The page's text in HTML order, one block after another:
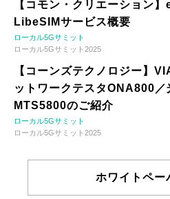
【コモン・クリエーション
LibeSIMサービス概要
ローカル5Gサミット
ローカル5Gサミット2025
【コーンズテクノロジー
ットワークテスタONA800／
MTS5800のご紹介
ローカル5Gサミット
ローカル5Gサミット2025
ホワイトペー